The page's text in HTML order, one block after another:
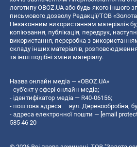
логотипу OBOZ.UA або будь-якого іншого
письмового дозволу Редакції/ТОВ
Незаконним використанням матеріалів
копiювання, публiкацiя, передрук,
використання, переробка з
складу інших матеріалів,
та інші подібні зміни матеріалу.
Назва онлайн медіа — «OBOZ.UA»
- суб'єкт у сфері онлайн медіа;
- ідентифікатор медіа — R40-06156;
- поштова адреса — вул. Деревообробна,
- адреса електронної пошти — [email
585 46 20